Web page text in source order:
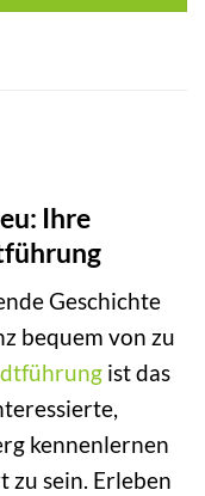
Ihre
Geschichte
bequem von zu
ist das
kennenlernen
zu sein. Erleben